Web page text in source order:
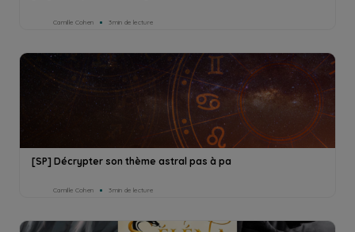
Camille Cohen 3min de lecture
[SP] Décrypter son thème astral pas à pa
Camille Cohen 3min de lecture